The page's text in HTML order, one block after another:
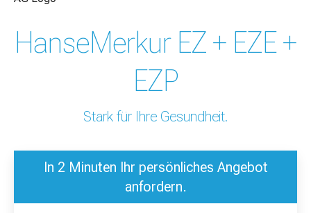
HanseMerkur EZ + EZE +
EZP
Stark für Ihre Gesundheit.
In 2 Minuten Ihr persönliches Angebot
anfordern.